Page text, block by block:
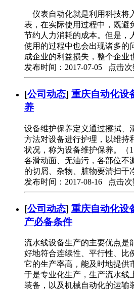
仪表自动化就是利用科技将
表，在实际使用过程中，既避
节约人力消耗的成本。但是，
使用的过程中也会出现诸多的
成企业的利益损失，整个企业
发布时间：2017-07-05 点击次
[公司动态] 重庆自动化设
养
设备维护保养定义通过擦拭、
方法对设备进行护理，以维持
状况，称为设备维护保养。（
各滑动面、无油污，各部位不
的切屑、杂物、脏物要清扫干
发布时间：2017-08-16 点击次
[公司动态] 重庆自动化设
产必备条件
流水线设备生产的主要优点是
好地符合连续性、平行性、比
它的生产率高，能及时地提供
于是专业化生产，生产流水线
装备，以及机械自动化的运输